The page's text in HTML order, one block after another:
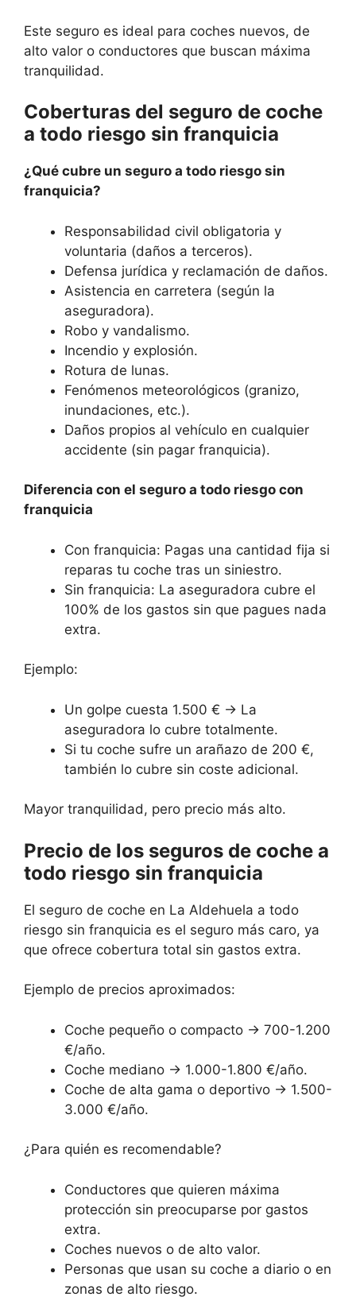
Este seguro es ideal para coches nuevos, de
alto valor o conductores que buscan máxima
tranquilidad.
Coberturas del seguro de coche
a todo riesgo sin franquicia
¿Qué cubre un seguro a todo riesgo sin
franquicia?
Responsabilidad civil obligatoria y
voluntaria (daños a terceros).
Defensa jurídica y reclamación de daños.
Asistencia en carretera (según la
aseguradora).
Robo y vandalismo.
Incendio y explosión.
Rotura de lunas.
Fenómenos meteorológicos (granizo,
inundaciones, etc.).
Daños propios al vehículo en cualquier
accidente (sin pagar franquicia).
Diferencia con el seguro a todo riesgo con
franquicia
Con franquicia: Pagas una cantidad fija si
reparas tu coche tras un siniestro.
Sin franquicia: La aseguradora cubre el
100% de los gastos sin que pagues nada
extra.
Ejemplo:
Un golpe cuesta 1.500 € → La
aseguradora lo cubre totalmente.
Si tu coche sufre un arañazo de 200 €,
también lo cubre sin coste adicional.
Mayor tranquilidad, pero precio más alto.
Precio de los seguros de coche a
todo riesgo sin franquicia
El seguro de coche en La Aldehuela a todo
riesgo sin franquicia es el seguro más caro, ya
que ofrece cobertura total sin gastos extra.
Ejemplo de precios aproximados:
Coche pequeño o compacto → 700-1.200
€/año.
Coche mediano → 1.000-1.800 €/año.
Coche de alta gama o deportivo → 1.500-
3.000 €/año.
¿Para quién es recomendable?
Conductores que quieren máxima
protección sin preocuparse por gastos
extra.
Coches nuevos o de alto valor.
Personas que usan su coche a diario o en
zonas de alto riesgo.